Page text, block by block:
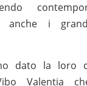
anche i
dato la loro
Valentia